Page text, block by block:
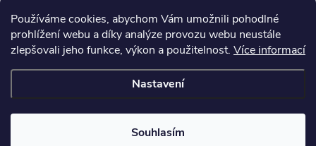
Používáme cookies, abychom Vám umožnili pohodlné
prohlížení webu a díky analýze provozu webu neustále
zlepšovali jeho funkce, výkon a použitelnost. Více informací
Nastavení
Souhlasím
Copyright 2026ZERP Rybářské potřeby. Všechna práva vyhrazena.